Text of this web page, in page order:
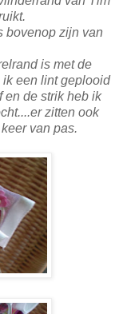
bovenop zijn van
is met de
een lint geplooid
en de strik heb ik
zitten ook
van pas.